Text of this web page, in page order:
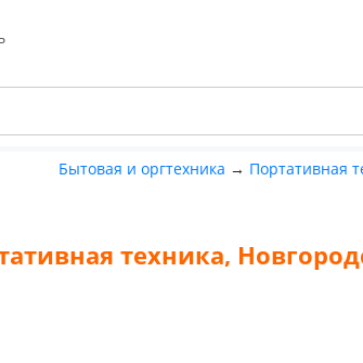
Бытовая и оргтехника → Портативная
техника,